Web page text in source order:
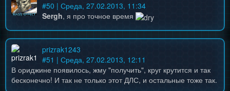
#50 | Среда, 27.02.2013, 11:34
Sergh, я про точное время
prizrak1243
#51 | Среда, 27.02.2013, 12:11
В ориджине появилось, жму "получить", круг крутится и так
бесконечно! И так не только этот ДЛС, и остальные тоже так.